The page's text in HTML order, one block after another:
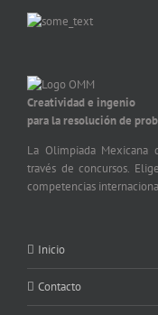
Creatividad e ingenio
para la resolución de
La Olimpiada Mexicana
través de concursos.
competencias
Inicio
Contacto